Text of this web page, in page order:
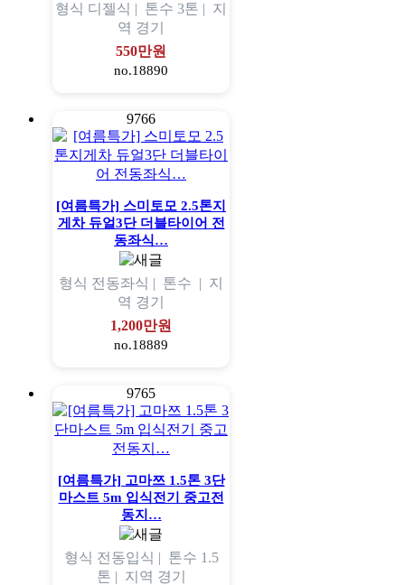
형식 디젤식 | 톤수 3톤 | 지
역 경기
550만원
no.18890
9766
[여름특가] 스미토모 2.5톤지
게차 듀얼3단 더블타이어 전
동좌식…
형식 전동좌식 | 톤수 | 지
역 경기
1,200만원
no.18889
9765
[여름특가] 고마쯔 1.5톤 3단
마스트 5m 입식전기 중고전
동지…
형식 전동입식 | 톤수 1.5
톤 | 지역 경기